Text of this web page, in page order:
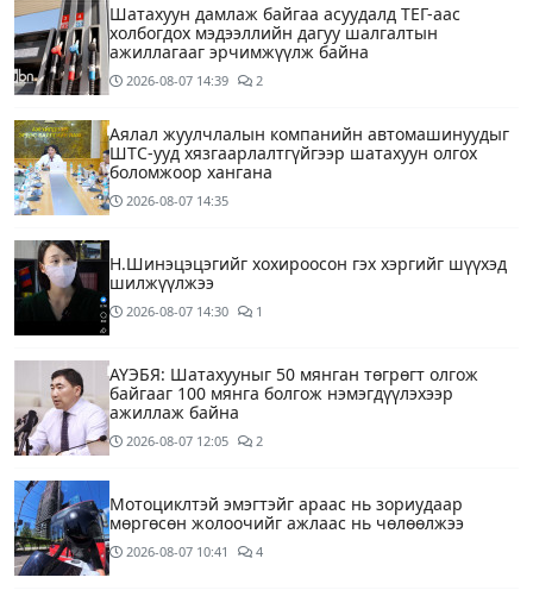
Шатахуун дамлаж байгаа асуудалд ТЕГ-аас
холбогдох мэдээллийн дагуу шалгалтын
ажиллагааг эрчимжүүлж байна
2026-08-07 14:39 2
Аялал жуулчлалын компанийн автомашинуудыг
ШТС-ууд хязгаарлалтгүйгээр шатахуун олгох
боломжоор хангана
2026-08-07 14:35
Н.Шинэцэцэгийг хохироосон гэх хэргийг шүүхэд
шилжүүлжээ
2026-08-07 14:30 1
АҮЭБЯ: Шатахууныг 50 мянган төгрөгт олгож
байгааг 100 мянга болгож нэмэгдүүлэхээр
ажиллаж байна
2026-08-07 12:05 2
Мотоциклтэй эмэгтэйг араас нь зориудаар
мөргөсөн жолоочийг ажлаас нь чөлөөлжээ
2026-08-07 10:41 4